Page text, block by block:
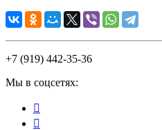
+7 (919) 442-35-36
Мы в соцсетях:

